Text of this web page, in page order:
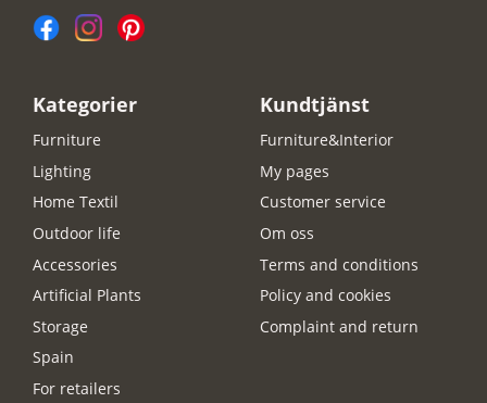
Kategorier
Furniture
Lighting
Home Textil
Outdoor life
Accessories
Artificial Plants
Storage
Spain
For retailers
Kundtjänst
Furniture&Interior
My pages
Customer service
Om oss
Terms and conditions
Policy and cookies
Complaint and return